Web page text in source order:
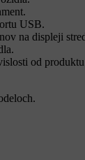
USB.
na displeji
od